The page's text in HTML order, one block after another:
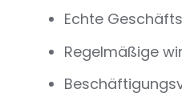
Echte
Regelmäßige